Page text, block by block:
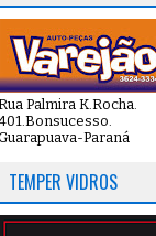
Palmira K.Rocha.
Paraná
TEMPER VIDROS